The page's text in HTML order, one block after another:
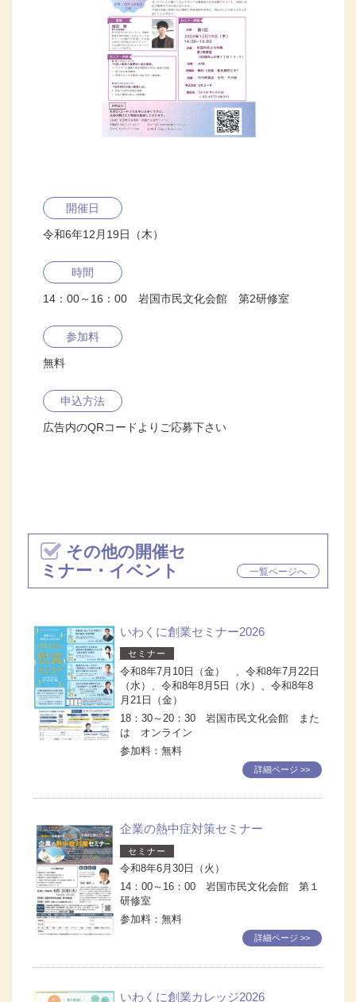
開催日
令和6年12月19日（木）
時間
14：00～16：00 岩国市民文化会館 第2研修室
参加料
無料
申込方法
広告内のQRコードよりご応募下さい
その他の開催セ
ミナー・イベント
一覧ページへ
いわくに創業セミナー2026
セミナー
令和8年7月10日（金） 、令和8年7月22日
（水）、令和8年8月5日（水）、令和8年8
月21日（金）
18：30～20：30 岩国市民文化会館 また
は オンライン
参加料：無料
詳細ページ >>
企業の熱中症対策セミナー
セミナー
令和8年6月30日（火）
14：00～16：00 岩国市民文化会館 第１
研修室
参加料：無料
詳細ページ >>
いわくに創業カレッジ2026